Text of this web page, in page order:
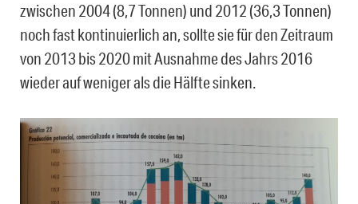
zwischen 2004 (8,7 Tonnen) und 2012 (36,3 Tonnen)
noch fast kontinuierlich an, sollte sie für den Zeitraum
von 2013 bis 2020 mit Ausnahme des Jahrs 2016
wieder auf weniger als die Hälfte sinken.